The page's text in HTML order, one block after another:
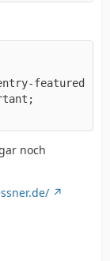
noch